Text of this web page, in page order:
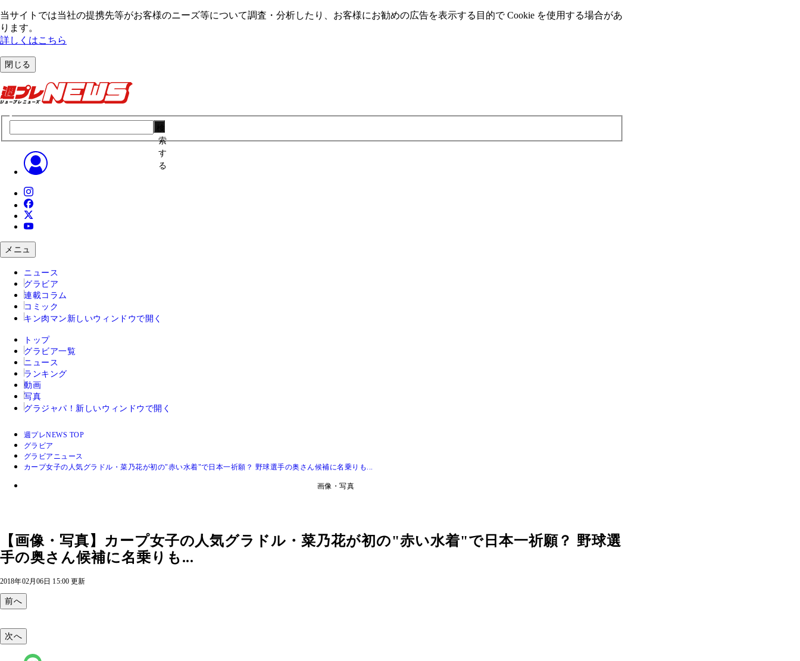
当サイトでは当社の提携先等がお客様のニーズ等について調査・分析したり、お客様にお勧めの広告を表⽰する⽬的で Cookie を使⽤する場合があ
ります。
詳しくはこちら
閉じる
索
す
る
メニュ
ニュース
グラビア
連載コラム
コミック
キン肉マン 新しいウィンドウで開く
トップ
グラビア一覧
ニュース
ランキング
動画
写真
グラジャパ！ 新しいウィンドウで開く
週プレNEWS TOP
グラビア
グラビアニュース
カープ女子の人気グラドル・菜乃花が初の"赤い水着"で日本一祈願？ 野球選手の奥さん候補に名乗りも...
画像・写真
【画像・写真】カープ女子の人気グラドル・菜乃花が初の"赤い水着"で日本一祈願？ 野球選
手の奥さん候補に名乗りも...
2018年02月06日 15:00 更新
前へ
次へ